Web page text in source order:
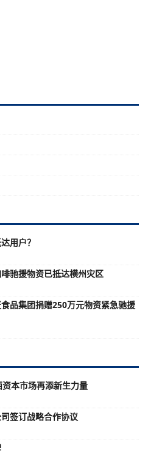
用户？
驰援物资已抵达横州灾区
品集团捐赠250万元物资紧急驰援
本市场再添新生力量
签订战略合作协议